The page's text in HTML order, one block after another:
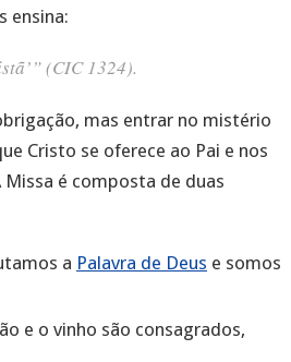
ensina:
(CIC 1324).
mas entrar no mistério
Cristo se oferece ao Pai e nos
é composta de duas
a Palavra de Deus e somos
e o vinho são consagrados,